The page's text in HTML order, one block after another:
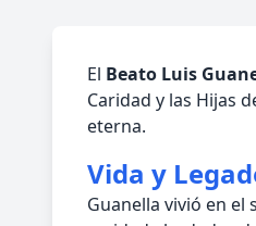
El Beato Luis
Caridad y las Hijas
eterna.
Vida y
Guanella vivió en el